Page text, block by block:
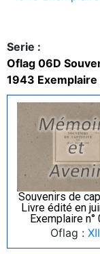
Serie :
Oflag 06D
1943 Exemplaire
Souvenirs de
Livre édité en
Exemplaire n°
Oflag :